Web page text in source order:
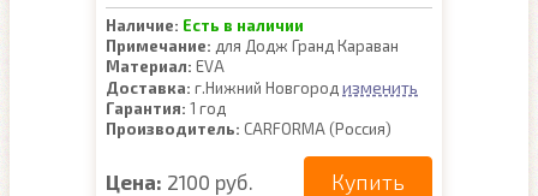
Наличие: Есть в наличии
Примечание: для Додж Гранд Караван
Материал: EVA
Доставка: г.Нижний Новгород изменить
Гарантия: 1 год
Производитель: CARFORMA (Россия)
Цена: 2100 руб. Купить